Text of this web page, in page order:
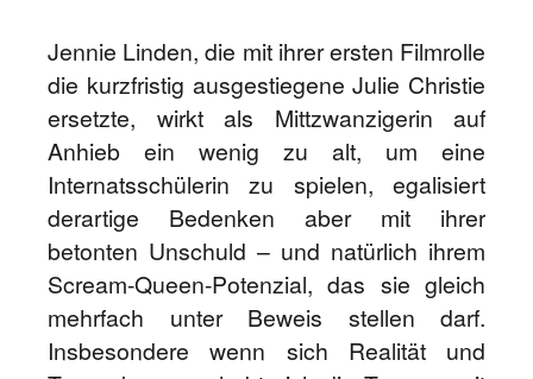
Jennie Linden, die mit ihrer ersten Filmrolle
die kurzfristig ausgestiegene Julie Christie
ersetzte, wirkt als Mittzwanzigerin auf
Anhieb ein wenig zu alt, um eine
Internatsschülerin zu spielen, egalisiert
derartige Bedenken aber mit ihrer
betonten Unschuld – und natürlich ihrem
Scream-Queen-Potenzial, das sie gleich
mehrfach unter Beweis stellen darf.
Insbesondere wenn sich Realität und